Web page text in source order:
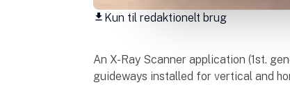
download Kun til redaktionelt brug
An X-Ray Scanner application (1st.
guideways installed for vertical and